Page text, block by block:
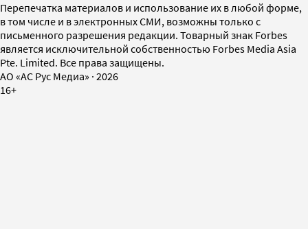
Перепечатка материалов и использование их в любой форме,
в том числе и в электронных СМИ, возможны только с
письменного разрешения редакции. Товарный знак Forbes
является исключительной собственностью Forbes Media Asia
Pte. Limited. Все права защищены.
AO «АС Рус Медиа» · 2026
16+